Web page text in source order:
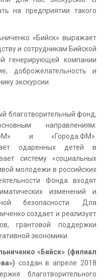
на предприятии такого
«Бийск» выражает
и сотрудникам Бийской
генерирующей компании
доброжелательность и
экскурсии.
благотворительный фонд,
направлениям:
и «Города.ФМ».
одаренных детей в
систему «социальных
молодежи в российских
Фонда входят
изменений и
безопасности. Для
создает и реализует
грантовой поддержки
экономики.
«Бийск» (филиал
создан в апреле 2018
благотворительного